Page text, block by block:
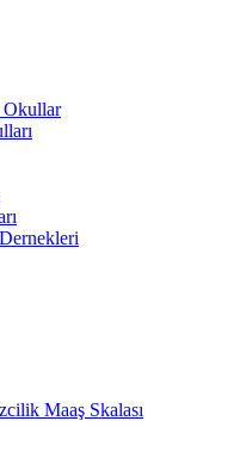
Okullar
Maaş Skalası